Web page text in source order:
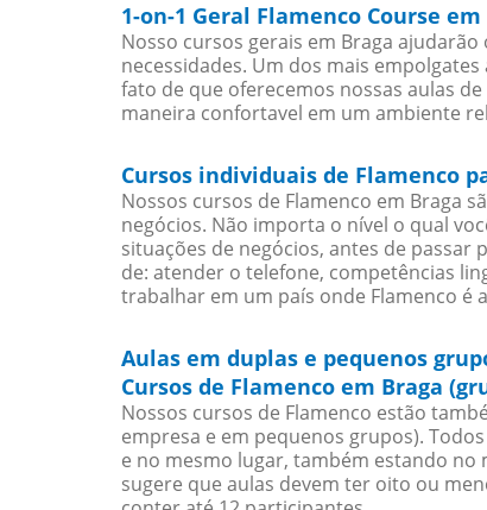
1-on-1 Geral Flamenco Course em
Nosso cursos gerais em Braga
necessidades. Um dos mais
fato de que oferecemos nossas aulas
maneira confortavel em um ambiente
Cursos individuais de Flamenco
Nossos cursos de Flamenco em Braga
negócios. Não importa o nível o qual
situações de negócios, antes de
de: atender o telefone, competências
trabalhar em um país onde Flamenco é
Aulas em duplas e pequenos
Cursos de Flamenco em Braga
Nossos cursos de Flamenco estão
empresa e em pequenos grupos).
e no mesmo lugar, também estando no
sugere que aulas devem ter oito ou